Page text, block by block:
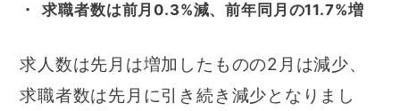
求職者数は前月0.3%減、前年同月の11.7%増
求人数は先月は増加したものの2月は減少、
求職者数は先月に引き続き減少となりまし